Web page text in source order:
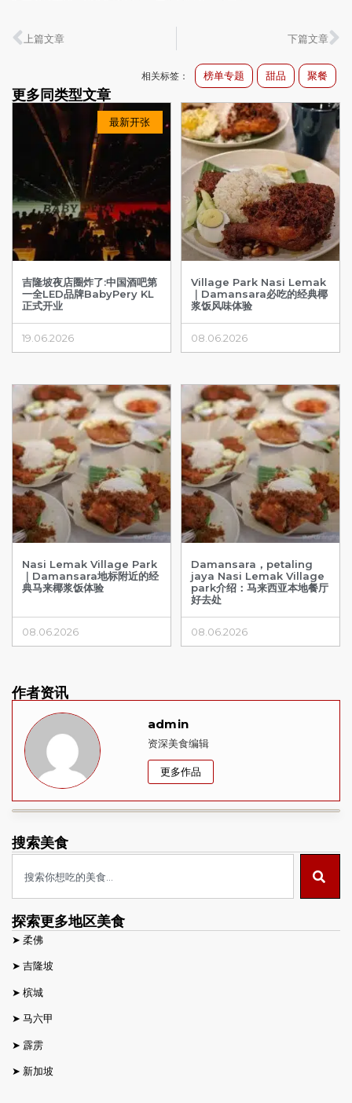
上篇文章 下篇文章
最新开张
吉隆坡夜店圈炸了:中国酒吧第
一全LED品牌BabyPery KL
正式开业
19.06.2026
Village Park Nasi Lemak
｜Damansara必吃的经典椰
浆饭风味体验
08.06.2026
Nasi Lemak Village Park
｜Damansara地标附近的经
典马来椰浆饭体验
08.06.2026
Damansara，petaling
jaya Nasi Lemak Village
park介绍：马来西亚本地餐厅
好去处
08.06.2026
相关标签： 榜单专题 甜品 聚餐
更多同类型文章
作者资讯
admin
资深美食编辑
更多作品
搜索美食
探索更多地区美食
➤ 柔佛
➤ 吉隆坡
➤ 槟城
➤ 马六甲
➤ 霹雳
➤ 新加坡